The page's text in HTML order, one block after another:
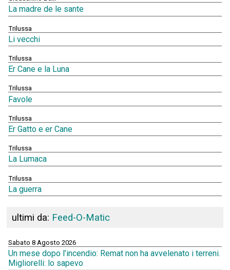
La madre de le sante
Trilussa
Li vecchi
Trilussa
Er Cane e la Luna
Trilussa
Favole
Trilussa
Er Gatto e er Cane
Trilussa
La Lumaca
Trilussa
La guerra
ultimi da: Feed-O-Matic
Sabato 8 Agosto 2026
Un mese dopo l’incendio: Remat non ha avvelenato i terreni.
Migliorelli: lo sapevo